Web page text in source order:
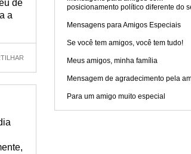
de
a
posicionamento político diferente do
Mensagens para Amigos Especiais
Se você tem amigos, você tem tudo!
Meus amigos, minha família
Mensagem de agradecimento pela
Para um amigo muito especial